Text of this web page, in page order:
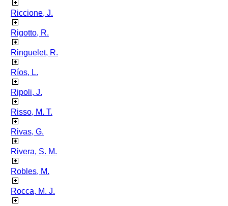
Riccione, J.
Rigotto, R.
Ringuelet, R.
Ríos, L.
Ripoli, J.
Risso, M. T.
Rivas, G.
Rivera, S. M.
Robles, M.
Rocca, M. J.